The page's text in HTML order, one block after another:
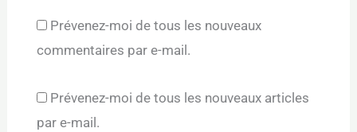
Prévenez-moi de tous les nouveaux
commentaires par e-mail.
Prévenez-moi de tous les nouveaux articles
par e-mail.